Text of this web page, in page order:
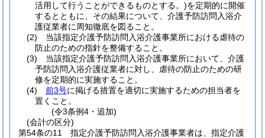
活用して行うことができるものとする。)を定期的に開催
するとともに、その結果について、介護予防訪問入浴介
護従業者に周知徹底を図ること。
(2)
当該指定介護予防訪問入浴介護事業所における虐待の
防止のための指針を整備すること。
(3)
当該指定介護予防訪問入浴介護事業所において、介護
予防訪問入浴介護従業者に対し、虐待の防止のための研
修を定期的に実施すること。
(4)
前3号に掲げる措置を適切に実施するための担当者を
置くこと。
(令3条例4・追加)
(会計の区分)
第54条の11
指定介護予防訪問入浴介護事業者は、指定介護